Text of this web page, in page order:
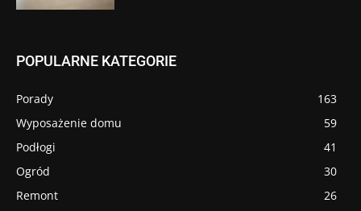
POPULARNE KATEGORIE
Porady
163
Wyposażenie domu
59
Podłogi
41
Ogród
30
Remont
26